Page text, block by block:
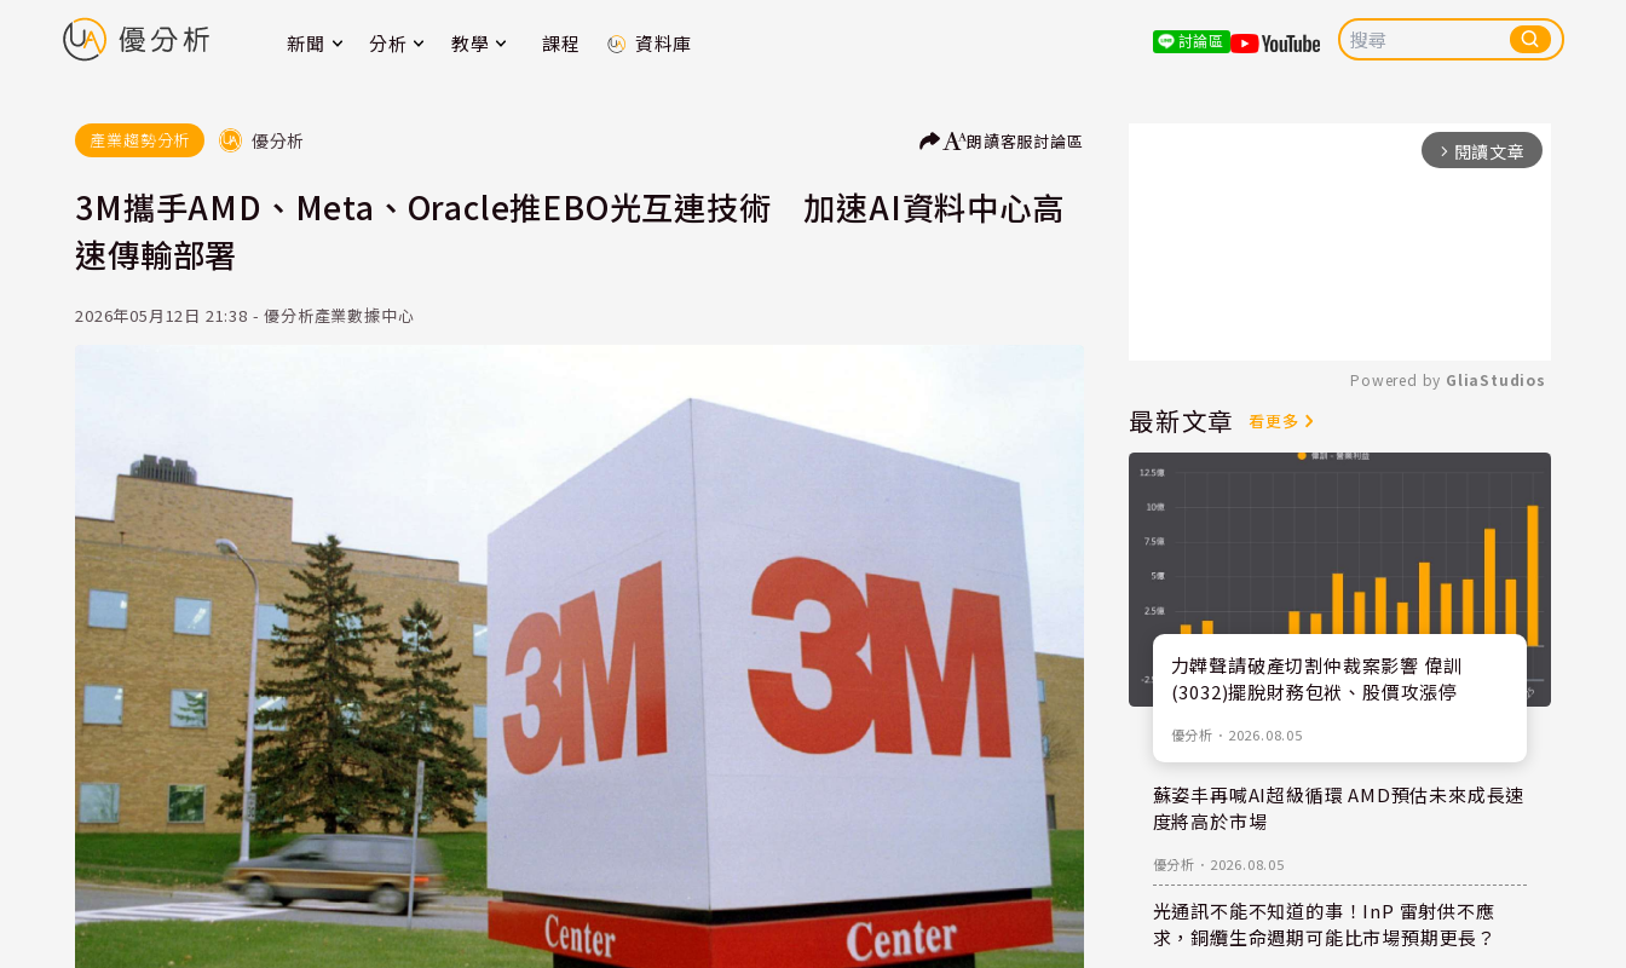
新聞 分析 教學 課程 資料庫 討論區
產業趨勢分析 優分析 朗讀客服討論區
3M攜手AMD、Meta、Oracle推EBO光互連技術 加速AI資料中心高
速傳輸部署
2026年05月12日 21:38 - 優分析產業數據中心
arrow_forward_ios 閱讀文章
Mute
Powered by GliaStudios
最新文章 看更多
力韡聲請破產切割仲裁案影響 偉訓
(3032)擺脫財務包袱、股價攻漲停
優分析 ． 2026.08.05
蘇姿丰再喊AI超級循環 AMD預估未來成長速
度將高於市場
優分析 ． 2026.08.05
光通訊不能不知道的事！InP 雷射供不應
求，銅纜生命週期可能比市場預期更長？